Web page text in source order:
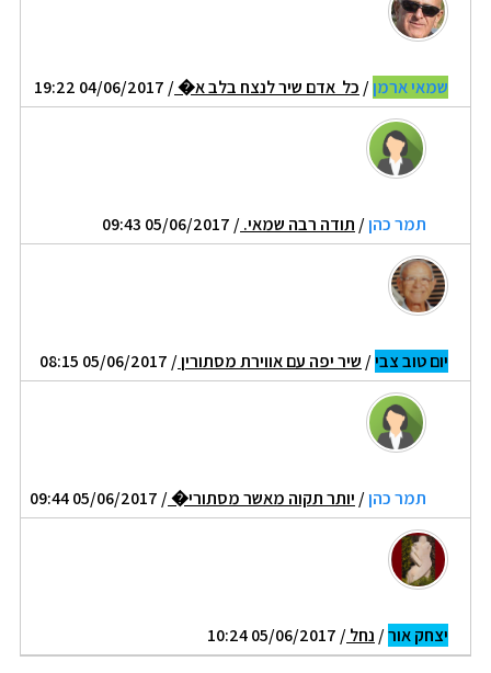
שמאי ארמן/ כל אדם שיר לנצח בלב א�/ 04/06/2017 19:22
תמר כהן/ תודה רבה שמאי./ 05/06/2017 09:43
יום טוב צבי/ שיר יפה עם אווירת מסתורין/ 05/06/2017 08:15
תמר כהן/ יותר תקוה מאשר מסתורי�/ 05/06/2017 09:44
יצחק אור/ נחל/ 05/06/2017 10:24